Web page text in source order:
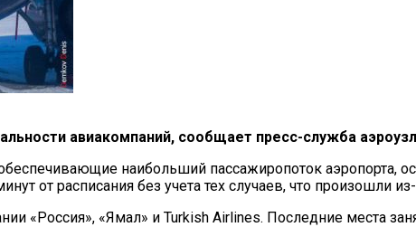
авиакомпаний, сообщает пресс-служба
наибольший пассажиропоток аэропорта,
от расписания без учета тех случаев, что произошли
«Россия», «Ямал» и Turkish Airlines. Последние места